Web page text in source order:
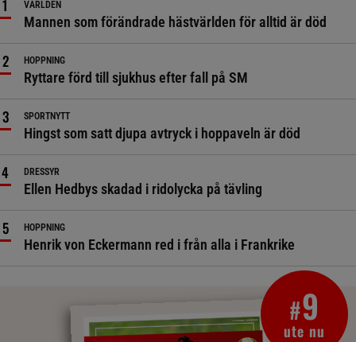
VÄRLDEN
Mannen som förändrade hästvärlden för alltid är död
HOPPNING
Ryttare förd till sjukhus efter fall på SM
SPORTNYTT
Hingst som satt djupa avtryck i hoppaveln är död
DRESSYR
Ellen Hedbys skadad i ridolycka på tävling
HOPPNING
Henrik von Eckermann red i från alla i Frankrike
#9
ute nu